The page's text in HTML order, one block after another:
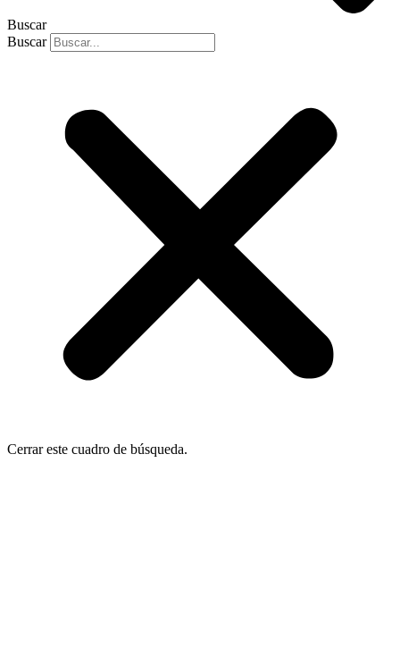
Buscar
Buscar
Cerrar este cuadro de búsqueda.